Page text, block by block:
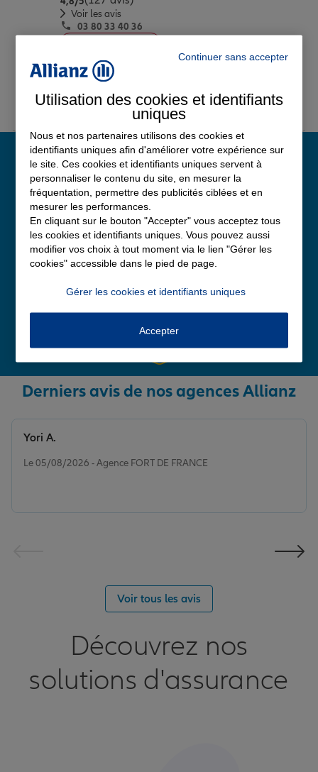
Voir les avis
03 80 33 40 36
Voir l'agence
4,8
Note de 4.8 sur 5
Avis Google
Note de satisfaction
client chez Allianz
Derniers avis de nos agences Allianz
Le 05/08/2026 - Agence FORT DE FRANCE
Yori A.
Voir tous les avis
Découvrez nos
solutions d'assurance
Continuer sans accepter
Utilisation des cookies et identifiants
uniques
Nous et nos partenaires utilisons des cookies et
identifiants uniques afin d'améliorer votre expérience sur
le site. Ces cookies et identifiants uniques servent à
personnaliser le contenu du site, en mesurer la
fréquentation, permettre des publicités ciblées et en
mesurer les performances.
En cliquant sur le bouton "Accepter" vous acceptez tous
les cookies et identifiants uniques. Vous pouvez aussi
modifier vos choix à tout moment via le lien "Gérer les
cookies" accessible dans le pied de page.
Gérer les cookies et identifiants uniques
Accepter